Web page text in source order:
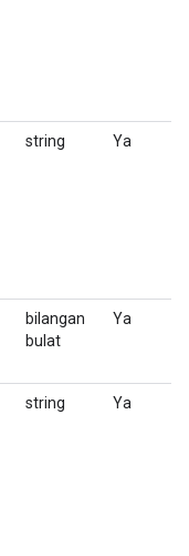
string Ya
bilangan
bulat
Ya
string Ya